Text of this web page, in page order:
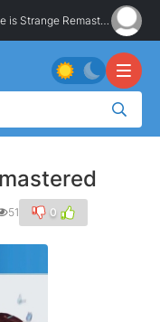
is Strange Remastered
51 0